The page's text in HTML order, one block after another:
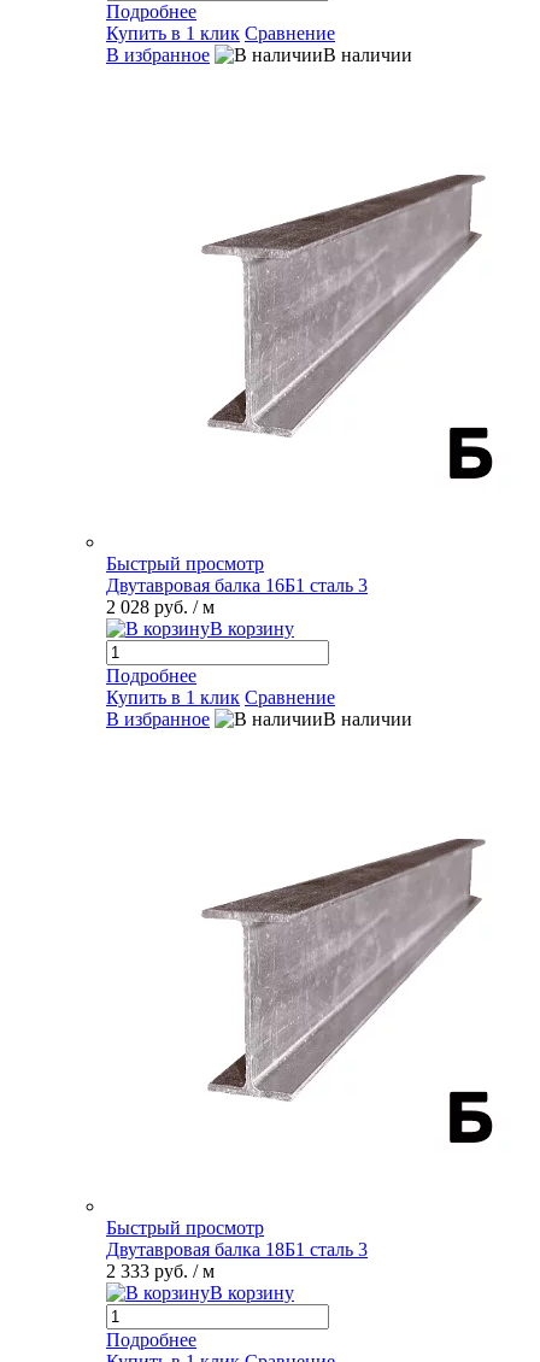
Подробнее
Купить в 1 клик Сравнение
В избранное
В наличии
Быстрый просмотр
Двутавровая балка 16Б1 сталь 3
2 028 руб. / м
В корзину
Подробнее
Купить в 1 клик Сравнение
В избранное
В наличии
Быстрый просмотр
Двутавровая балка 18Б1 сталь 3
2 333 руб. / м
В корзину
Подробнее